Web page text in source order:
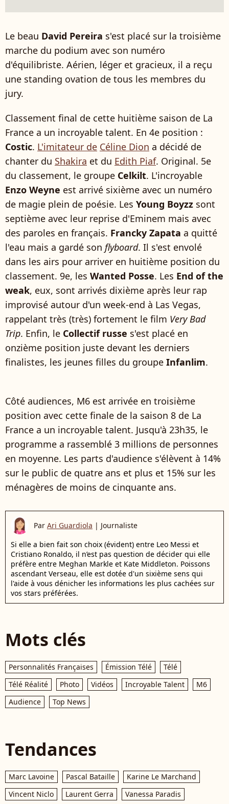
Le beau David Pereira s'est placé sur la troisième
marche du podium avec son numéro
d'équilibriste. Aérien, léger et gracieux, il a reçu
une standing ovation de tous les membres du
jury.
Classement final de cette huitième saison de La
France a un incroyable talent. En 4e position :
Costic. L'imitateur de Céline Dion a décidé de
chanter du Shakira et du Edith Piaf. Original. 5e
du classement, le groupe Celkilt. L'incroyable
Enzo Weyne est arrivé sixième avec un numéro
de magie plein de poésie. Les Young Boyzz sont
septième avec leur reprise d'Eminem mais avec
des paroles en français. Francky Zapata a quitté
l'eau mais a gardé son flyboard. Il s'est envolé
dans les airs pour arriver en huitième position du
classement. 9e, les Wanted Posse. Les End of the
weak, eux, sont arrivés dixième après leur rap
improvisé autour d'un week-end à Las Vegas,
rappelant très (très) fortement le film Very Bad
Trip. Enfin, le Collectif russe s'est placé en
onzième position juste devant les derniers
finalistes, les jeunes filles du groupe Infanlim.
Côté audiences, M6 est arrivée en troisième
position avec cette finale de la saison 8 de La
France a un incroyable talent. Jusqu'à 23h35, le
programme a rassemblé 3 millions de personnes
en moyenne. Les parts d'audience s'élèvent à 14%
sur le public de quatre ans et plus et 15% sur les
ménagères de moins de cinquante ans.
Par Ari Guardiola | Journaliste
Si elle a bien fait son choix (évident) entre Leo Messi et
Cristiano Ronaldo, il n’est pas question de décider qui elle
préfère entre Meghan Markle et Kate Middleton. Poissons
ascendant Verseau, elle est dotée d'un sixième sens qui
l'aide à vous dénicher les informations les plus cachées sur
vos stars préférées.
Mots clés
Personnalités Françaises Émission Télé
Télé
Télé Réalité
Photo Vidéos Incroyable Talent
M6
Audience
Top News
Tendances
Marc Lavoine Pascal Bataille
Karine Le Marchand
Vincent Niclo
Laurent Gerra
Vanessa Paradis